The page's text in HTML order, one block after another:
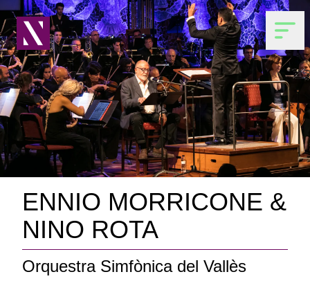
ENNIO MORRICONE &
NINO ROTA
Orquestra Simfònica del Vallès